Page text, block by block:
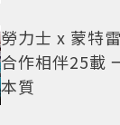
勞力士 x 蒙特
合作相伴25載
本質